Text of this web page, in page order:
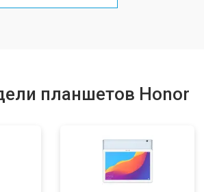
от 1750 ₽
планшетов Honor